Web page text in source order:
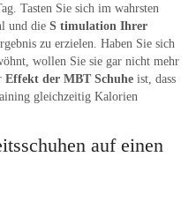
Tasten Sie sich im wahrsten
und die S timulation Ihrer
zu erzielen. Haben Sie sich
wollen Sie sie gar nicht mehr
Effekt der MBT Schuhe ist, dass
gleichzeitig Kalorien
auf einen